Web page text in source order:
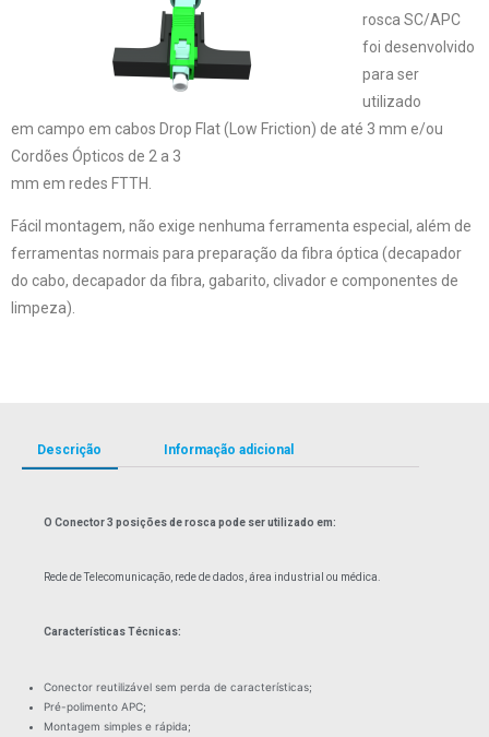
rosca SC/APC
foi desenvolvido
para ser
utilizado
em campo em cabos Drop Flat (Low Friction) de até 3 mm e/ou
Cordões Ópticos de 2 a 3
mm em redes FTTH.
Fácil montagem, não exige nenhuma ferramenta especial, além de
ferramentas normais para preparação da fibra óptica (decapador
do cabo, decapador da fibra, gabarito, clivador e componentes de
limpeza).
Descrição Informação adicional
O Conector 3 posições de rosca pode ser utilizado em:
Rede de Telecomunicação, rede de dados, área industrial ou médica.
Características Técnicas:
Conector reutilizável sem perda de características;
Pré-polimento APC;
Montagem simples e rápida;